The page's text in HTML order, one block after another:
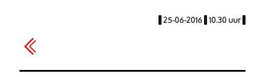
| 25-06-2016 | 10.30 uur |